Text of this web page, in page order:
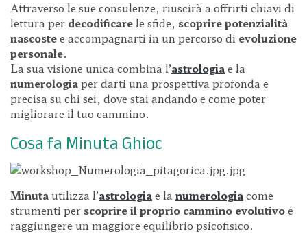
Attraverso le sue consulenze, riuscirà a offrirti chiavi di
lettura per decodificarele sfide, scoprire potenzialità
nascostee accompagnarti in un percorso di evoluzione
personale.
La sua visione unica combina l’astrologiae la
numerologiaper darti una prospettiva profonda e
precisa su chi sei, dove stai andando e come poter
migliorare il tuo cammino.
Cosa fa Minuta Ghioc
Minutautilizza l’astrologiae la numerologiacome
strumenti per scoprire il proprio cammino evolutivoe
raggiungere un maggiore equilibrio psicofisico.